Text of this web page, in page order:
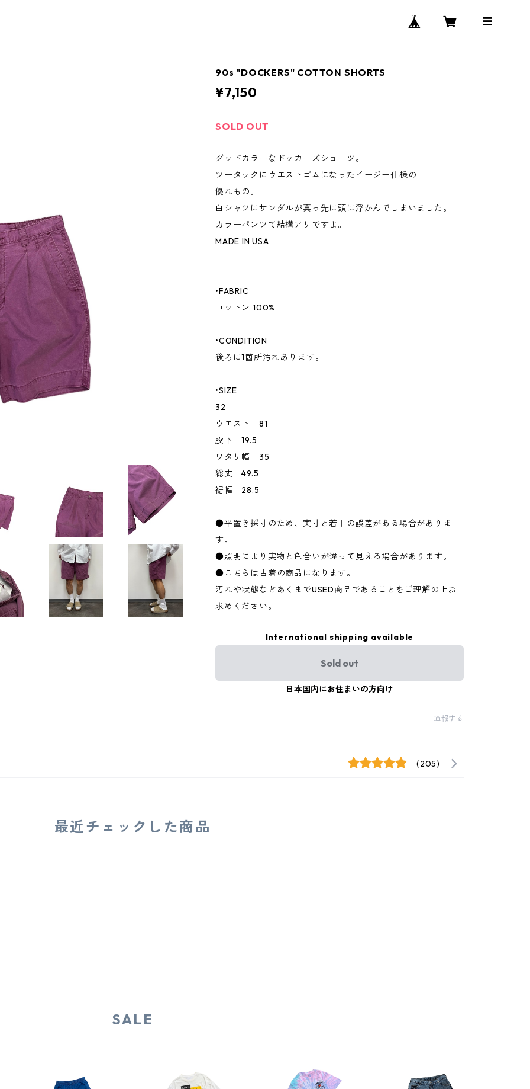
90s "DOCKERS" COTTON SHORTS
¥7,150
SOLD OUT
グッドカラーなドッカーズショーツ。
ツータックにウエストゴムになったイージー仕様の
優れもの。
白シャツにサンダルが真っ先に頭に浮かんでしまいました。
カラーパンツて結構アリですよ。
MADE IN USA
•FABRIC
コットン 100%
•CONDITION
後ろに1箇所汚れあります。
•SIZE
32
ウエスト 81
股下 19.5
ワタリ幅 35
総丈 49.5
裾幅 28.5
●平置き採寸のため、実寸と若干の誤差がある場合がありま
す。
●照明により実物と色合いが違って見える場合があります。
●こちらは古着の商品になります。
汚れや状態などあくまでUSED商品であることをご理解の上お
求めください。
International shipping available
Sold out
日本国内にお住まいの方向け
通報する
(205)
最近チェックした商品
SALE